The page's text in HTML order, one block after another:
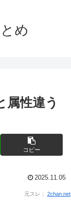
め
属性違う
コピー
2025.11.05
元スレ： 2chan.net